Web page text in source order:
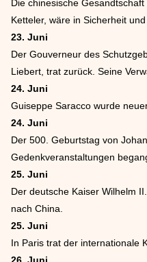
Die chinesische
Ketteler, wäre in Sicherheit
23. Juni
Der Gouverneur des
Liebert, trat zurück. Seine
24. Juni
Guiseppe Saracco wurde
24. Juni
Der 500. Geburtstag von
Gedenkveranstaltungen
25. Juni
Der deutsche Kaiser Wilhelm
nach China.
25. Juni
In Paris trat der internationale